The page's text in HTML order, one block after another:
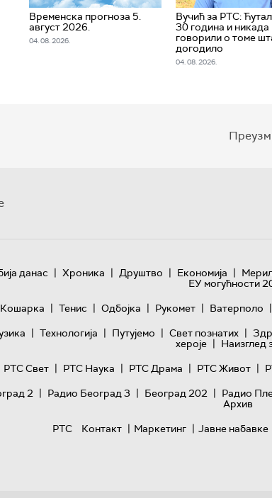
Временска прогноза 5.
август 2026.
04. 08. 2026.
Вучић за РТС:
30 година и никада
говорили о томе
догодило
04. 08. 2026.
данас | Хроника | Друштво | Економија |
ЕУ могућности
Кошарка | Тенис | Одбојка | Рукомет | Ватерполо |
| Технологијa | Путујемо | Свет познатих |
хероје | Наизглед
РТС Свет | РТС Наука | РТС Драма | РТС Живот |
2 | Радио Београд 3 | Београд 202 | Радио
Архив
РТС
Контакт | Маркетинг | Јавне набавке